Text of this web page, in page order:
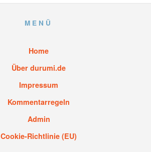
MENÜ
Home
Über durumi.de
Impressum
Kommentarregeln
Admin
Cookie-Richtlinie (EU)